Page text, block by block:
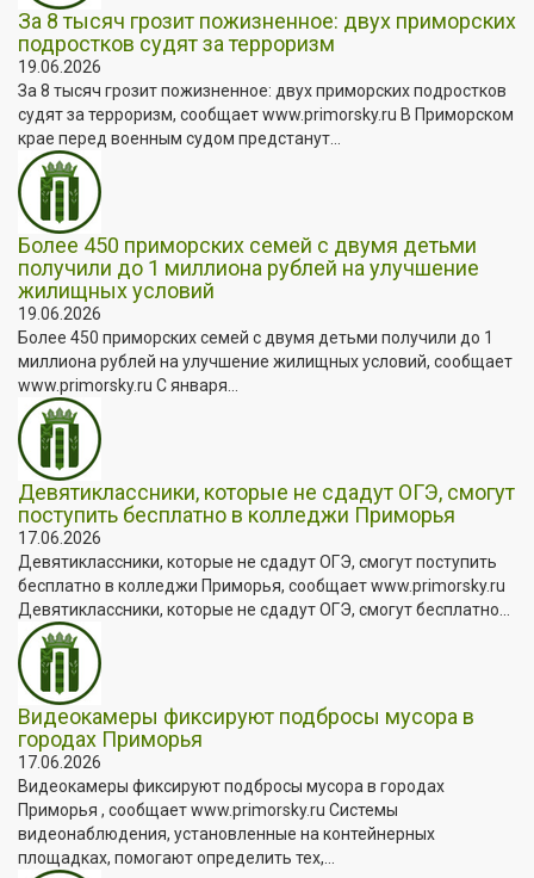
За 8 тысяч грозит пожизненное: двух приморских
подростков судят за терроризм
19.06.2026
За 8 тысяч грозит пожизненное: двух приморских подростков
судят за терроризм, сообщает www.primorsky.ru В Приморском
крае перед военным судом предстанут...
Более 450 приморских семей с двумя детьми
получили до 1 миллиона рублей на улучшение
жилищных условий
19.06.2026
Более 450 приморских семей с двумя детьми получили до 1
миллиона рублей на улучшение жилищных условий, сообщает
www.primorsky.ru С января...
Девятиклассники, которые не сдадут ОГЭ, смогут
поступить бесплатно в колледжи Приморья
17.06.2026
Девятиклассники, которые не сдадут ОГЭ, смогут поступить
бесплатно в колледжи Приморья, сообщает www.primorsky.ru
Девятиклассники, которые не сдадут ОГЭ, смогут бесплатно...
Видеокамеры фиксируют подбросы мусора в
городах Приморья
17.06.2026
Видеокамеры фиксируют подбросы мусора в городах
Приморья , сообщает www.primorsky.ru Системы
видеонаблюдения, установленные на контейнерных
площадках, помогают определить тех,...